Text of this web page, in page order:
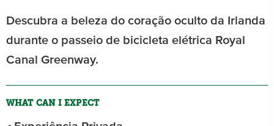
Descubra a beleza do coração oculto da Irlanda
durante o passeio de bicicleta elétrica Royal
Canal Greenway.
WHAT CAN I EXPECT